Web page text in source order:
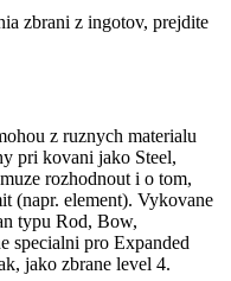
zbrani z ingotov, prejdite
z ruznych materialu
pri kovani jako Steel,
rozhodnout i o tom,
(napr. element). Vykovane
typu Rod, Bow,
specialni pro Expanded
jako zbrane level 4.